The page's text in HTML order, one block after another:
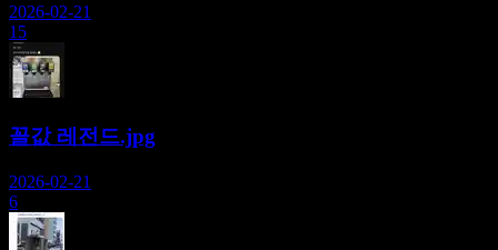
2026-02-21
15
꼴값 레전드.jpg
2026-02-21
6